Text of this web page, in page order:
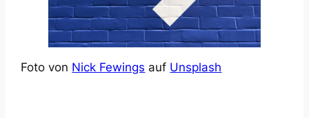
Foto von Nick Fewings auf Unsplash